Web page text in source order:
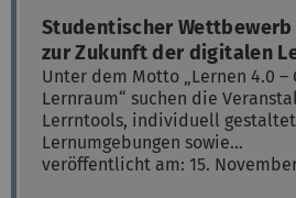
Studentischer
zur Zukunft der digitalen
Unter dem Motto „Lernen 4.0 –
Lernraum“ suchen die
Lerrntools, individuell
Lernumgebungen sowie…
veröffentlicht am: 15.